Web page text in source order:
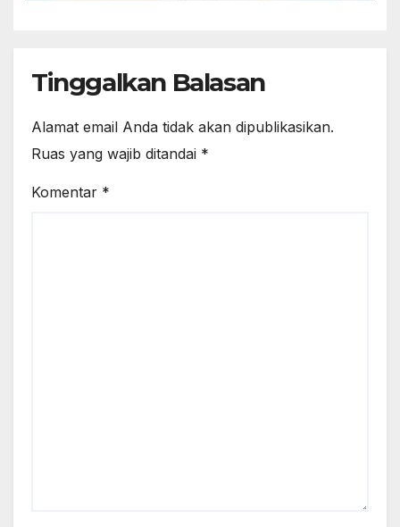
Tinggalkan Balasan
Alamat email Anda tidak akan dipublikasikan.
Ruas yang wajib ditandai *
Komentar *